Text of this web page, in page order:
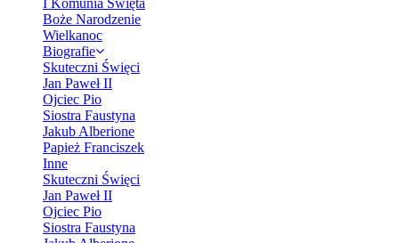
I Komunia Święta
Boże Narodzenie
Wielkanoc
Biografie
Skuteczni Święci
Jan Paweł II
Ojciec Pio
Siostra Faustyna
Jakub Alberione
Papież Franciszek
Inne
Skuteczni Święci
Jan Paweł II
Ojciec Pio
Siostra Faustyna